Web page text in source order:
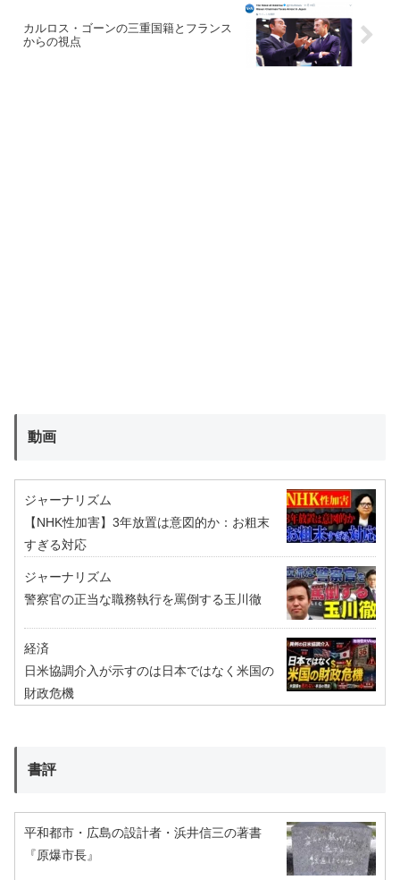
カルロス・ゴーンの三重国籍とフランス
からの視点
動画
ジャーナリズム
【NHK性加害】3年放置は意図的か：お粗末
すぎる対応
ジャーナリズム
警察官の正当な職務執行を罵倒する玉川徹
経済
日米協調介入が示すのは日本ではなく米国の
財政危機
書評
平和都市・広島の設計者・浜井信三の著書
『原爆市長』